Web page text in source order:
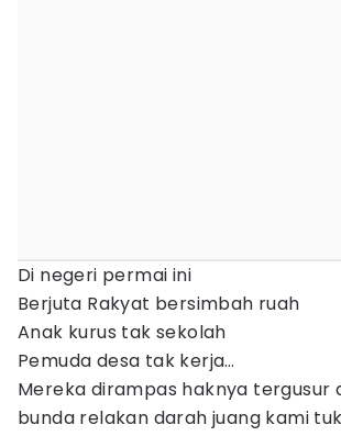
Di negeri permai ini
Berjuta Rakyat bersimbah ruah
Anak kurus tak sekolah
Pemuda desa tak kerja…
Mereka dirampas haknya tergusur
bunda relakan darah juang kami tuk